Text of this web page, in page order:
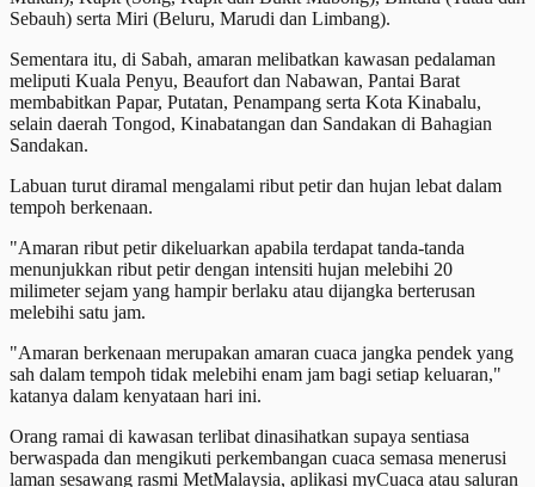
Sebauh) serta Miri (Beluru, Marudi dan Limbang).
Sementara itu, di Sabah, amaran melibatkan kawasan pedalaman
meliputi Kuala Penyu, Beaufort dan Nabawan, Pantai Barat
membabitkan Papar, Putatan, Penampang serta Kota Kinabalu,
selain daerah Tongod, Kinabatangan dan Sandakan di Bahagian
Sandakan.
Labuan turut diramal mengalami ribut petir dan hujan lebat dalam
tempoh berkenaan.
"Amaran ribut petir dikeluarkan apabila terdapat tanda-tanda
menunjukkan ribut petir dengan intensiti hujan melebihi 20
milimeter sejam yang hampir berlaku atau dijangka berterusan
melebihi satu jam.
"Amaran berkenaan merupakan amaran cuaca jangka pendek yang
sah dalam tempoh tidak melebihi enam jam bagi setiap keluaran,"
katanya dalam kenyataan hari ini.
Orang ramai di kawasan terlibat dinasihatkan supaya sentiasa
berwaspada dan mengikuti perkembangan cuaca semasa menerusi
laman sesawang rasmi MetMalaysia, aplikasi myCuaca atau saluran